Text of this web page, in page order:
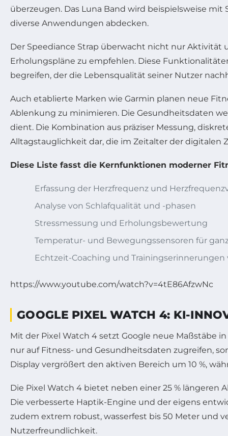
überzeugen. Das Luna Band wird beispielsweise
diverse Anwendungen abdecken.
Der Speediance Strap überwacht nicht nur Aktivität
Erholungspläne zu empfehlen. Diese
begreifen, der die Lebensqualität seiner Nutzer
Auch etablierte Marken wie Garmin planen neue
Ablenkung zu minimieren. Die Gesundheitsdaten
dient. Die Kombination aus präziser Messung,
Alltagstauglichkeit dar, die im Zeitalter der digitalen
Diese Liste fasst die Kernfunktionen moderner
Erfassung der Herzfrequenz und
Analyse von Schlafqualität und -phasen
Stressmessung und Erholungsbewertung
Temperatur- und Bewegungssensoren für
Echtzeit-Coaching und Trainingserinnerungen
https://www.youtube.com/watch?v=4tE86AfzwNc
GOOGLE PIXEL WATCH 4: KI-
Mit der Pixel Watch 4 setzt Google neue Maßstäbe
nur auf Fitness- und Gesundheitsdaten zugreifen,
Display vergrößert den aktiven Bereich um 10 %,
Die Pixel Watch 4 bietet neben einer 25 % längeren
Die verbesserte Haptik-Engine und der eigens
zudem extrem robust, wasserfest bis 50 Meter und
Nutzerfreundlichkeit.